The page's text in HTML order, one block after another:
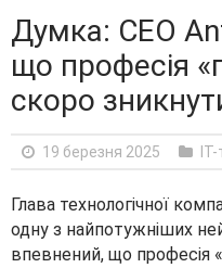
Думка: CEO
що професія
скоро
19 березня 2025
Глава технологічної
одну з найпотужніших
впевнений, що професія